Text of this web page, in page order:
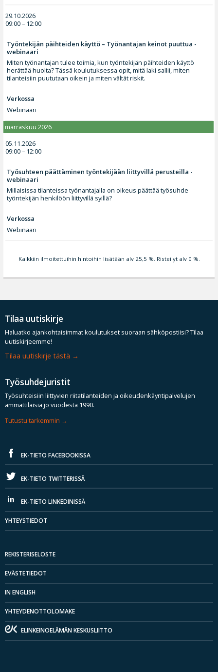
29.10.2026
09:00 – 12:00
Työntekijän päihteiden käyttö – Työnantajan keinot puuttua -
webinaari
Miten työnantajan tulee toimia, kun työntekijän päihteiden käyttö
herättää huolta? Tässä koulutuksessa opit, mitä laki sallii, miten
tilanteisiin puututaan oikein ja miten vältät riskit.
Verkossa
Webinaari
marraskuu 2026
05.11.2026
09:00 – 12:00
Työsuhteen päättäminen työntekijään liittyvillä perusteilla -
webinaari
Millaisissa tilanteissa työnantajalla on oikeus päättää työsuhde
työntekijän henkilöön liittyvillä syillä?
Verkossa
Webinaari
Kaikkiin ilmoitettuihin hintoihin lisätään alv 25,5 %. Risteilyt alv 0 %.
Tilaa uutiskirje
Haluatko ajankohtaisimmat koulutukset suoraan sähköpostiisi? Tilaa
uutiskirjeemme!
Tilaa uutiskirje tästä
Työsuhdejuristit
Työsuhteisiin liittyvien riitatilanteiden ja oikeudenkäyntipalvelujen
ammattilaisia jo vuodesta 1990.
Tutustu tarkemmin
EK-TIETO FACEBOOKISSA
EK-TIETO TWITTERISSÄ
EK-TIETO LINKEDINISSÄ
YHTEYSTIEDOT
REKISTERISELOSTE
EVÄSTETIEDOT
IN ENGLISH
YHTEYDENOTTOLOMAKE
ELINKEINOELÄMÄN KESKUSLIITTO